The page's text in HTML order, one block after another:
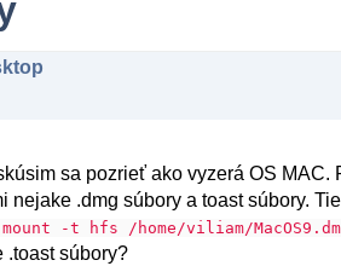
sa pozrieť ako vyzerá OS
nejake .dmg súbory a toast súbory.
-t hfs /home/viliam/
.toast súbory?